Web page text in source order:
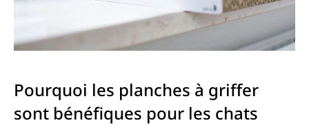
Pourquoi les planches à griffer
sont bénéfiques pour les chats